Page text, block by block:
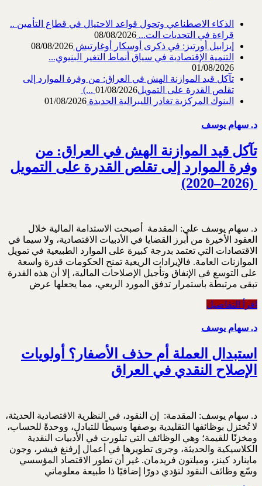
الذكاء الاصطناعي وتحول قواعد الاحتيال في قطاع ‏التأمين ..
قراءة في التحديات الت... 08/08/2026
إيزابيل أورتيز: في ذكرى ‏أوسكار أوغارتيش 08/08/2026
التنمية الإقتصادية في سياق أنماط التغير البنيوي...
01/08/2026
تآكل قيد الموازنة الهش في العراق: من وفرة الموارد إلى
تقلص القدرة على التمويل‎ (...01/08/2026
البنوك المركزية تغادر الليبرالية الجديدة 01/08/2026
د. سهام يوسف
تآكل قيد الموازنة الهش في العراق: من
(2020–2026) ‎
د. سهام يوسف علي: المقدمة ‎ أصبحت الاستدامة المالية خلال
العقود الأخيرة من أبرز القضايا في الأدبيات الاقتصادية، ولا سيما في
‏الاقتصادات التي تعتمد بدرجة كبيرة على الموارد الطبيعية في تمويل
الموازنات العامة. فالإيرادات الريعية ‏تمنح الحكومات قدرة واسعة
على التوسع في الإنفاق وتأجيل الإصلاحات المالية، إلا أن هذه القدرة
تبقى ‏مرتبطة باستمرار تدفق المورد الريعي، مما يجعلها عرض
اقرأ التفاصيل
د. سهام يوسف
استبدال العملة أم حذف الأصفار؟ أولويات
الإصلاح النقدي في العراق
د. سهام يوسف: المقدمة: ‏ إن النقود، في النظرية الاقتصادية الحديثة،
لا تُختزل بوظائفها التقليدية بوصفها وسيطًا للتبادل، ووحدةً ‏للحساب،
ومخزنًا للقيمة؛ وهي الوظائف التي تبلورت في الأدبيات النقدية
الكلاسيكية والحديثة، وجرى ‏تطويرها في أعمال إرفنغ فيشر، وجون
ماينارد كينز، وميلتون فريدمان. غير أن تطور الاقتصاد المؤسسي
‏وسّع وظائف النقود لتؤدي دورًا إضافيًا ذا طبيعة معلوماتي